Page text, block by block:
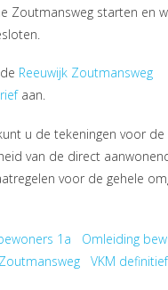
Zoutmansweg starten en
Reeuwijk Zoutmansweg
aan.
u de tekeningen voor de
van de direct
voor de gehele
1a
Omleiding
VKM definitief